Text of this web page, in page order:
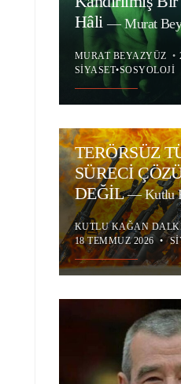
Hâli—Murat
MURAT BEYAZYÜZ •
SIYASET•SOSYOLOJI
TERÖRSÜZ
SÜRECİ
DEĞİL—Kutlu
KUTLU KAĞAN
18 TEMMUZ 2026 •